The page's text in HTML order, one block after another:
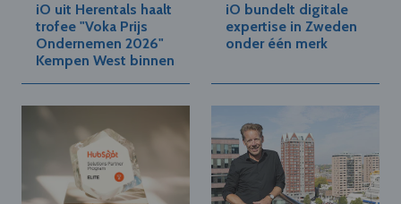
iO uit Herentals haalt
trofee "Voka Prijs
Ondernemen 2026"
Kempen West binnen
iO bundelt digitale
expertise in Zweden
onder één merk